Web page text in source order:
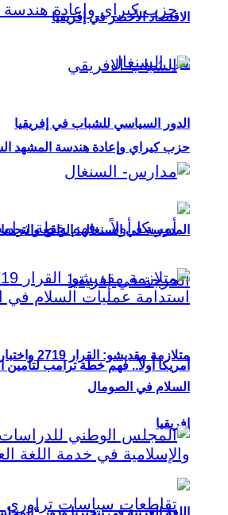
حزب كيراي وإعادة هندسة المشهد
أمريكا أولاً.. فهم خطة ترامب لتأمين
إفريقيا
الاقتصاد الأخضر في إفريقيا
الدور السياسي للشباب في إفريقيا
المدرسة في السنغال: الواقع
متلازمة
السلام في الصومال
اللغة العربية في نيجيريا ودور